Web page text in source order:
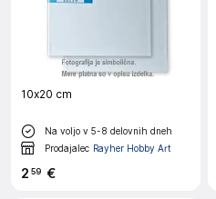
10x20 cm
Na voljo v 5-8 delovnih dneh
Prodajalec Rayher Hobby Art
2 59 €